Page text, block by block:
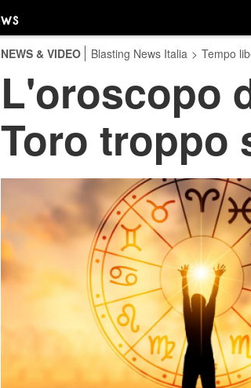
NEWS & VIDEO Blasting News Italia > Tempo
L'oroscopo
Toro troppo